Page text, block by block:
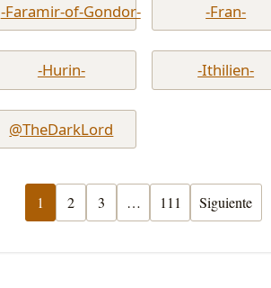
-Faramir-of-Gondor- -Fran-
-Hurin- -Ithilien-
@TheDarkLord
1 2 3 … 111 Siguiente